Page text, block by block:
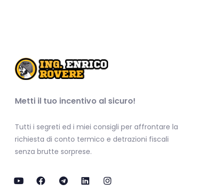
Metti il tuo incentivo al sicuro!
Tutti i segreti ed i miei consigli per affrontare la
richiesta di conto termico e detrazioni fiscali
senza brutte sorprese.